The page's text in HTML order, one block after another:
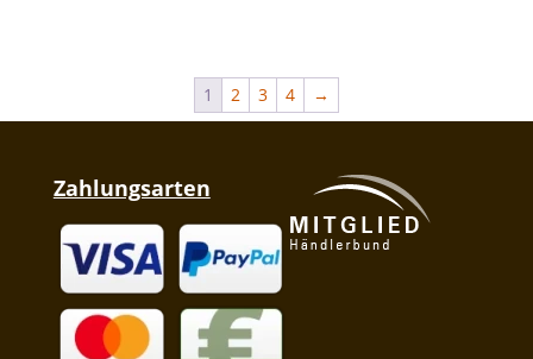
1 2 3 4 →
Zahlungsarten